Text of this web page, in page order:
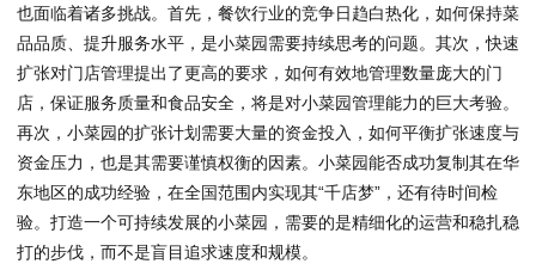
也面临着诸多挑战。首先，餐饮行业的竞争日趋白热化，如何保持菜
品品质、提升服务水平，是小菜园需要持续思考的问题。其次，快速
扩张对门店管理提出了更高的要求，如何有效地管理数量庞大的门
店，保证服务质量和食品安全，将是对小菜园管理能力的巨大考验。
再次，小菜园的扩张计划需要大量的资金投入，如何平衡扩张速度与
资金压力，也是其需要谨慎权衡的因素。小菜园能否成功复制其在华
东地区的成功经验，在全国范围内实现其“千店梦”，还有待时间检
验。打造一个可持续发展的小菜园，需要的是精细化的运营和稳扎稳
打的步伐，而不是盲目追求速度和规模。